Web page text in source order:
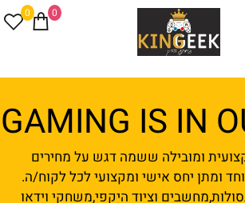
0 0
GAMING IS IN
ומובילה ששמה דגש על מחירים
ומתן יחס אישי ומקצועי לכל לקוח/ה.
וציוד היקפי,משחקי וידאו